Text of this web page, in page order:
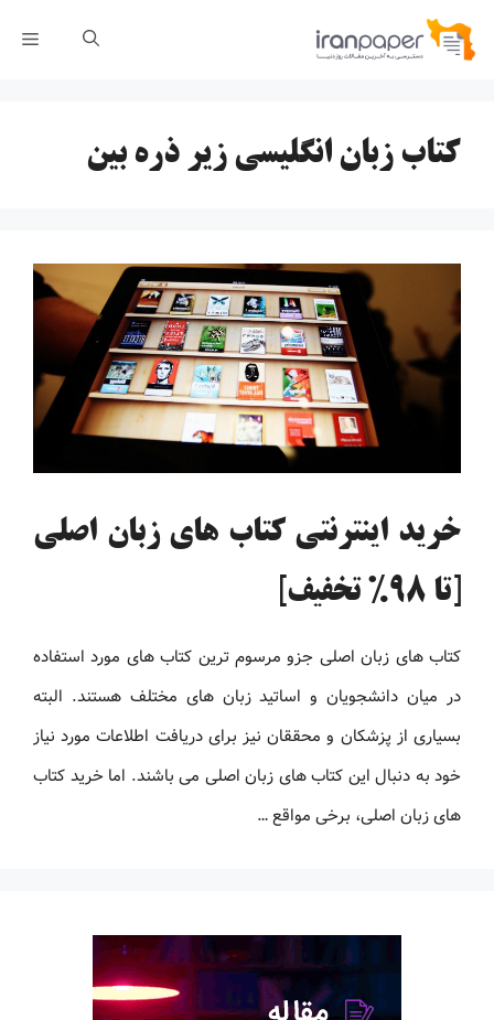
پرش
کتاب زبان انگلیسی زیر ذره بین
خرید اینترنتی کتاب های زبان اصلی
[تا 98% تخفیف]
کتاب های زبان اصلی جزو مرسوم ترین کتاب های مورد استفاده
در میان دانشجویان و اساتید زبان های مختلف هستند. البته
بسیاری از پزشکان و محققان نیز برای دریافت اطلاعات مورد نیاز
خود به دنبال این کتاب های زبان اصلی می باشند. اما خرید کتاب
های زبان اصلی، برخی مواقع …